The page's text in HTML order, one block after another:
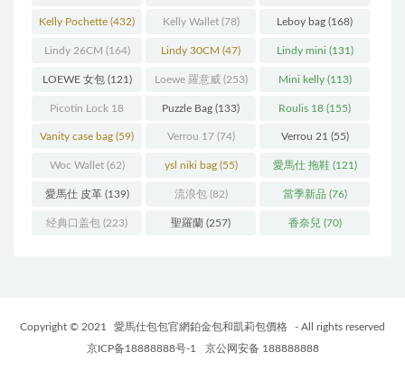
Kelly Pochette (432) Kelly Wallet(78) Leboy bag (168)
Lindy 26CM (164) Lindy 30CM (47) Lindy mini (131)
LOEWE 女包(121) Loewe 羅意威(253) Mini kelly(113)
Picotin Lock 18
(202)
Puzzle Bag (133) Roulis 18 (155)
Vanity case bag (59) Verrou 17(74) Verrou 21 (55)
Woc Wallet(62) ysl niki bag(55) 愛馬仕 拖鞋(121)
愛馬仕 皮革(139) 流浪包(82) 當季新品 (76)
经典口盖包 (223) 聖羅蘭 (257) 香奈兒 (70)
Copyright © 2021 愛馬仕包包官網鉑金包和凱莉包價格
- All rights reserved
京ICP备18888888号-1
京公网安备 188888888